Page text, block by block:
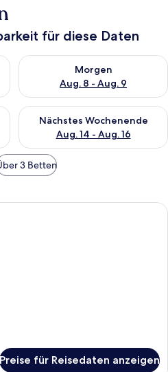
für diese Daten
heute Nacht, Aug. 7 - Aug. 8.
Morgen
Aug. 8 - Aug. 9
Überprüfe die Verfügbarkeit
dieses Wochenende, Aug. 7
Nächstes Wochenende
Aug. 14 - Aug. 16
Überprüfe die Verfügbarkeit
3 Betten
Ein ordentlich bezogenes Bett mit
Preise für Reisedaten anzeigen